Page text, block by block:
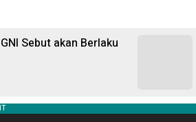
Sebut akan Berlaku